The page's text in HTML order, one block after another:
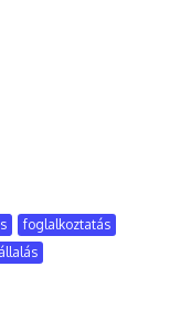
foglalkoztatás